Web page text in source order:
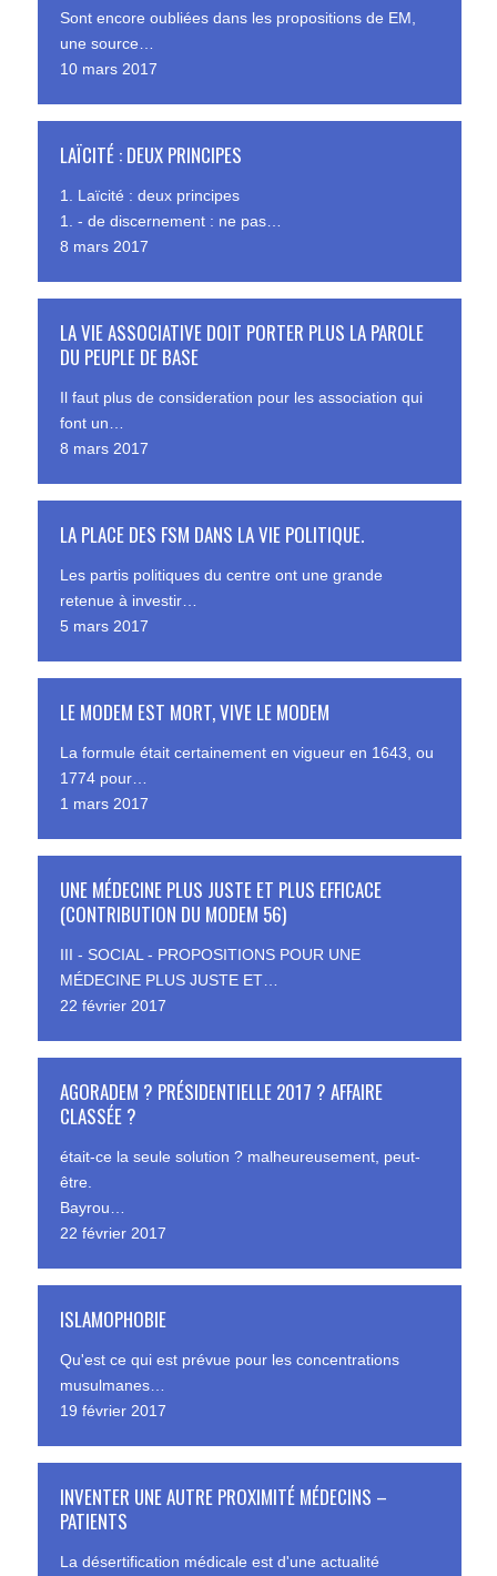
Sont encore oubliées dans les propositions de EM,
une source…
10 mars 2017
LAÏCITÉ : DEUX PRINCIPES
1. Laïcité : deux principes
1. - de discernement : ne pas…
8 mars 2017
LA VIE ASSOCIATIVE DOIT PORTER PLUS LA PAROLE
DU PEUPLE DE BASE
Il faut plus de consideration pour les association qui
font un…
8 mars 2017
LA PLACE DES FSM DANS LA VIE POLITIQUE.
Les partis politiques du centre ont une grande
retenue à investir…
5 mars 2017
LE MODEM EST MORT, VIVE LE MODEM
La formule était certainement en vigueur en 1643, ou
1774 pour…
1 mars 2017
UNE MÉDECINE PLUS JUSTE ET PLUS EFFICACE
(CONTRIBUTION DU MODEM 56)
III - SOCIAL - PROPOSITIONS POUR UNE
MÉDECINE PLUS JUSTE ET…
22 février 2017
AGORADEM ? PRÉSIDENTIELLE 2017 ? AFFAIRE
CLASSÉE ?
était-ce la seule solution ? malheureusement, peut-
être.
Bayrou…
22 février 2017
ISLAMOPHOBIE
Qu'est ce qui est prévue pour les concentrations
musulmanes…
19 février 2017
INVENTER UNE AUTRE PROXIMITÉ MÉDECINS –
PATIENTS
La désertification médicale est d'une actualité